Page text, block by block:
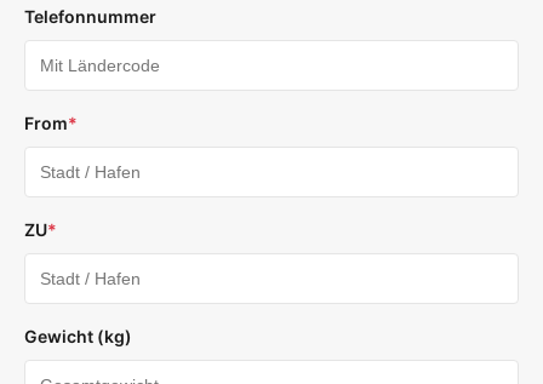
Telefonnummer
From*
ZU*
Gewicht (kg)